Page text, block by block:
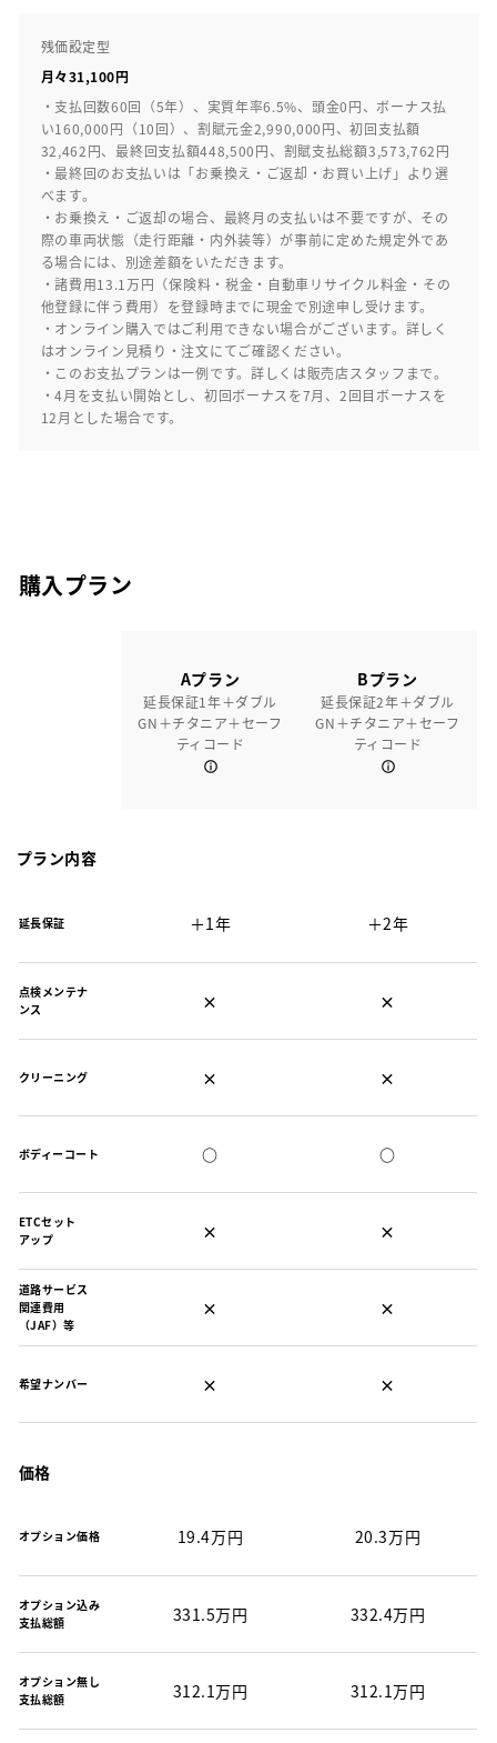
残価設定型
月々31,100円
・支払回数60回（5年）、実質年率6.5%、頭金0円、ボーナス払
い160,000円（10回）、割賦元金2,990,000円、初回支払額
32,462円、最終回支払額448,500円、割賦支払総額3,573,762円
・最終回のお支払いは「お乗換え・ご返却・お買い上げ」より選
べます。
・お乗換え・ご返却の場合、最終月の支払いは不要ですが、その
際の車両状態（走行距離・内外装等）が事前に定めた規定外であ
る場合には、別途差額をいただきます。
・諸費用13.1万円（保険料・税金・自動車リサイクル料金・その
他登録に伴う費用）を登録時までに現金で別途申し受けます。
・オンライン購入ではご利用できない場合がございます。詳しく
はオンライン見積り・注文にてご確認ください。
・このお支払プランは一例です。詳しくは販売店スタッフまで。
・4月を支払い開始とし、初回ボーナスを7月、2回目ボーナスを
12月とした場合です。
購入プラン
Aプラン
延長保証1年＋ダブル
GN＋チタニア＋セーフ
ティコード
Bプラン
延長保証2年＋ダブル
GN＋チタニア＋セーフ
ティコード
プラン内容
延長保証 ＋1年 ＋2年
点検メンテナ
ンス
× ×
クリーニング × ×
ボディーコート ○ ○
ETCセット
アップ
× ×
道路サービス
関連費用
（JAF）等
× ×
希望ナンバー × ×
価格
オプション価格 19.4万円 20.3万円
オプション込み
支払総額
331.5万円 332.4万円
オプション無し
支払総額
312.1万円 312.1万円